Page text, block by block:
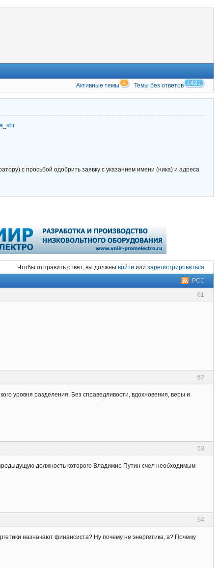
Активные темы 4 Темы без ответов 1421
с просьбой одобрить заявку с указанием имени (ника) и адреса
Чтобы отправить ответ, вы должны войти или зарегистрироваться
РСС
61
62
уровня разделения. Без справедливости, вдохновения, веры и
63
должность которого Владимир Путин счел необходимым
64
назначают финансиста? Ну почему не энергетика, а? Почему